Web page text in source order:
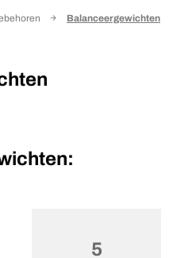
Balanceergewichten
5